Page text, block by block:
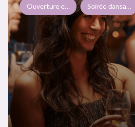
Ouverture exceptionnelle dans le
Soirée dansante